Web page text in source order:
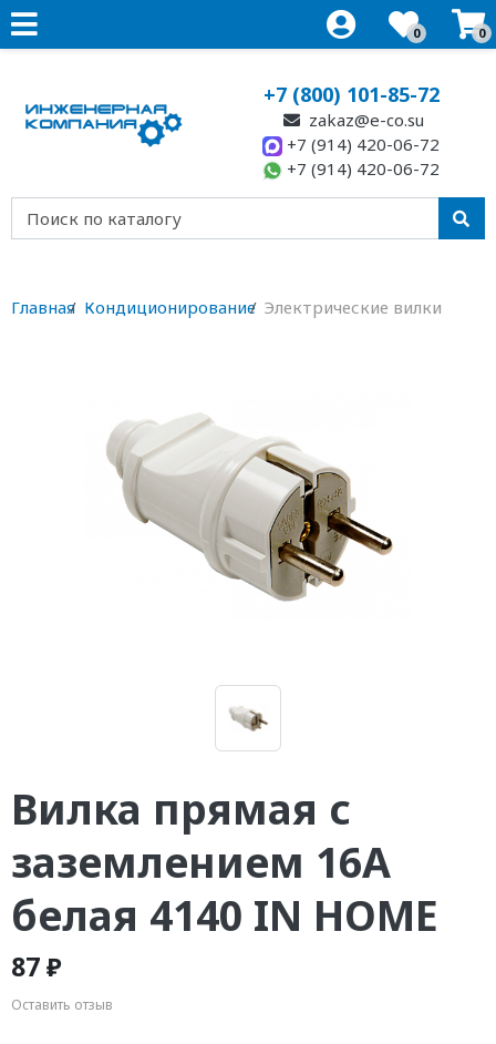
0 0
+7 (800) 101-85-72
zakaz@e-co.su
+7 (914) 420-06-72
+7 (914) 420-06-72
Главная Кондиционирование Электрические вилки
Вилка прямая с
заземлением 16А
белая 4140 IN HOME
87 ₽
Оставить отзыв